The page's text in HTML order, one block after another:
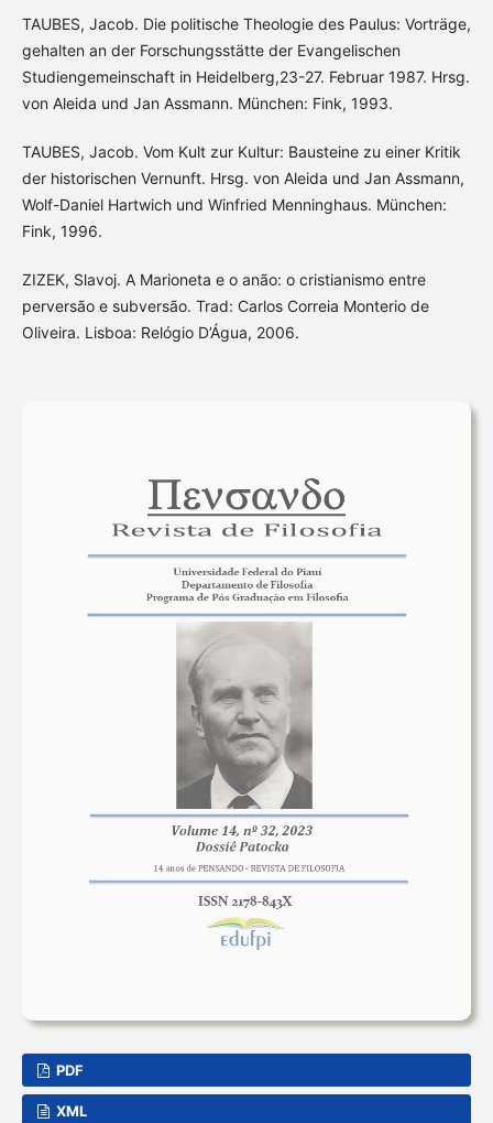
TAUBES, Jacob. Die politische Theologie des Paulus: Vorträge,
gehalten an der Forschungsstätte der Evangelischen
Studiengemeinschaft in Heidelberg,23-27. Februar 1987. Hrsg.
von Aleida und Jan Assmann. München: Fink, 1993.
TAUBES, Jacob. Vom Kult zur Kultur: Bausteine zu einer Kritik
der historischen Vernunft. Hrsg. von Aleida und Jan Assmann,
Wolf-Daniel Hartwich und Winfried Menninghaus. München:
Fink, 1996.
ZIZEK, Slavoj. A Marioneta e o anão: o cristianismo entre
perversão e subversão. Trad: Carlos Correia Monterio de
Oliveira. Lisboa: Relógio D’Água, 2006.
PDF
XML